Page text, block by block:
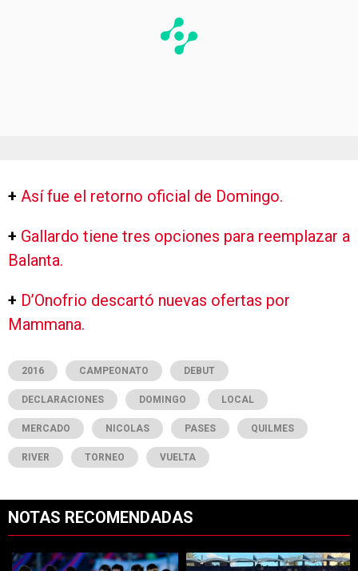
+ Así fue el retorno oficial de Domingo.
+ Gallardo tiene tres opciones para reemplazar a
Balanta.
+ D’Onofrio descartó nuevas ofertas por
Mammana.
2016 CAMPEONATO DEBUT
DECLARACIONES DOMINGO LOCAL
MERCADO NICOLAS PASES QUILMES
RIVER TORNEO VUELTA
NOTAS RECOMENDADAS
Un artículo de tendencia con el título "Cómo salió River vs. Tigre
Un artículo de tendencia con el